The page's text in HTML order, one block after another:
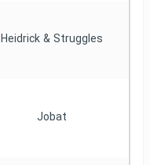
Heidrick & Struggles
Jobat